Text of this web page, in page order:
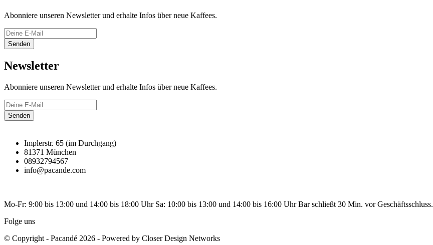
Abonniere unseren Newsletter und erhalte Infos über neue Kaffees.
Senden
Newsletter
Abonniere unseren Newsletter und erhalte Infos über neue Kaffees.
Senden
Implerstr. 65 (im Durchgang)
81371 München
08932794567
info@pacande.com
Mo-Fr: 9:00 bis 13:00 und 14:00 bis 18:00 Uhr Sa: 10:00 bis 13:00 und 14:00 bis 16:00 Uhr Bar schließt 30 Min. vor Geschäftsschluss.
Folge uns
© Copyright - Pacandé 2026 - Powered by Closer Design Networks